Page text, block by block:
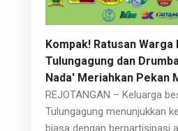
Kompak! Ratusan Warga
Tulungagung dan
Nada' Meriahkan Pekan
REJOTANGAN – Keluarga
Tulungagung menunjukkan
biasa dengan berpartisipasi